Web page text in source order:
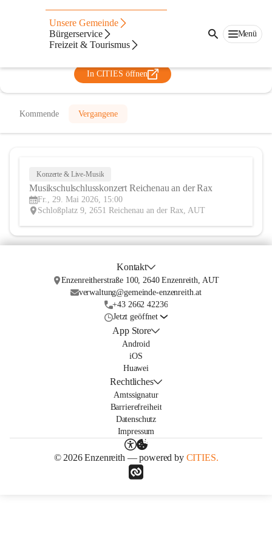
Unsere Gemeinde
Bürgerservice
Freizeit & Tourismus
Menü
Musikschule Oberes Schwarzatal
@musikschuleoberesschwarzatal
Musikschule
In CITIES öffnen
Kommende Vergangene
Konzerte & Live-Musik
Musikschulschlusskonzert Reichenau an der Rax
Fr., 29. Mai 2026, 15:00
Schloßplatz 9, 2651 Reichenau an der Rax, AUT
Kontakt
Enzenreitherstraße 100, 2640 Enzenreith, AUT
verwaltung@gemeinde-enzenreith.at
+43 2662 42236
Jetzt geöffnet
App Store
Android
iOS
Huawei
Rechtliches
Amtssignatur
Barrierefreiheit
Datenschutz
Impressum
© 2026 Enzenreith — powered by CITIES.